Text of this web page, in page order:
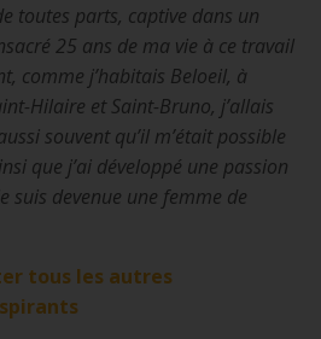
toutes parts, captive dans un
25 ans de ma vie à ce travail
comme j’habitais Beloeil, à
Hilaire et Saint-Bruno, j’allais
souvent qu’il m’était possible
que j’ai développé une passion
suis devenue une femme de
tous les autres